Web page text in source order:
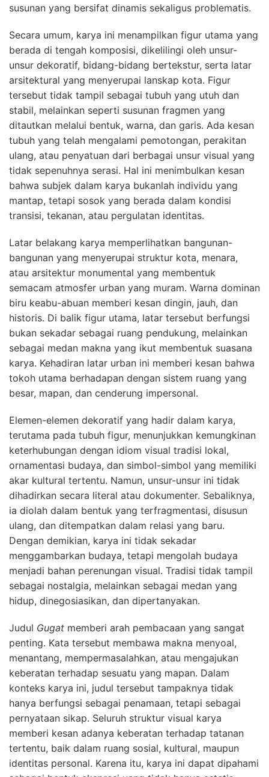
susunan yang bersifat dinamis sekaligus problematis.
Secara umum, karya ini menampilkan figur utama yang
berada di tengah komposisi, dikelilingi oleh unsur-
unsur dekoratif, bidang-bidang bertekstur, serta latar
arsitektural yang menyerupai lanskap kota. Figur
tersebut tidak tampil sebagai tubuh yang utuh dan
stabil, melainkan seperti susunan fragmen yang
ditautkan melalui bentuk, warna, dan garis. Ada kesan
tubuh yang telah mengalami pemotongan, perakitan
ulang, atau penyatuan dari berbagai unsur visual yang
tidak sepenuhnya serasi. Hal ini menimbulkan kesan
bahwa subjek dalam karya bukanlah individu yang
mantap, tetapi sosok yang berada dalam kondisi
transisi, tekanan, atau pergulatan identitas.
Latar belakang karya memperlihatkan bangunan-
bangunan yang menyerupai struktur kota, menara,
atau arsitektur monumental yang membentuk
semacam atmosfer urban yang muram. Warna dominan
biru keabu-abuan memberi kesan dingin, jauh, dan
historis. Di balik figur utama, latar tersebut berfungsi
bukan sekadar sebagai ruang pendukung, melainkan
sebagai medan makna yang ikut membentuk suasana
karya. Kehadiran latar urban ini memberi kesan bahwa
tokoh utama berhadapan dengan sistem ruang yang
besar, mapan, dan cenderung impersonal.
Elemen-elemen dekoratif yang hadir dalam karya,
terutama pada tubuh figur, menunjukkan kemungkinan
keterhubungan dengan idiom visual tradisi lokal,
ornamentasi budaya, dan simbol-simbol yang memiliki
akar kultural tertentu. Namun, unsur-unsur ini tidak
dihadirkan secara literal atau dokumenter. Sebaliknya,
ia diolah dalam bentuk yang terfragmentasi, disusun
ulang, dan ditempatkan dalam relasi yang baru.
Dengan demikian, karya ini tidak sekadar
menggambarkan budaya, tetapi mengolah budaya
menjadi bahan perenungan visual. Tradisi tidak tampil
sebagai nostalgia, melainkan sebagai medan yang
hidup, dinegosiasikan, dan dipertanyakan.
Judul Gugat memberi arah pembacaan yang sangat
penting. Kata tersebut membawa makna menyoal,
menantang, mempermasalahkan, atau mengajukan
keberatan terhadap sesuatu yang mapan. Dalam
konteks karya ini, judul tersebut tampaknya tidak
hanya berfungsi sebagai penamaan, tetapi sebagai
pernyataan sikap. Seluruh struktur visual karya
memberi kesan adanya keberatan terhadap tatanan
tertentu, baik dalam ruang sosial, kultural, maupun
identitas personal. Karena itu, karya ini dapat dipahami